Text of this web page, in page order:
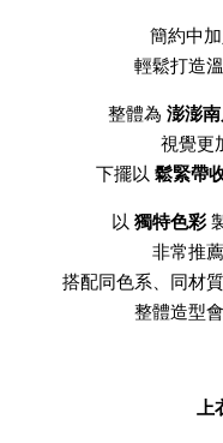
簡約中
輕鬆打造
整體為 澎澎
視覺更
下擺以 鬆緊帶
以 獨特色彩
非常推
搭配同色系、同材
整體造型